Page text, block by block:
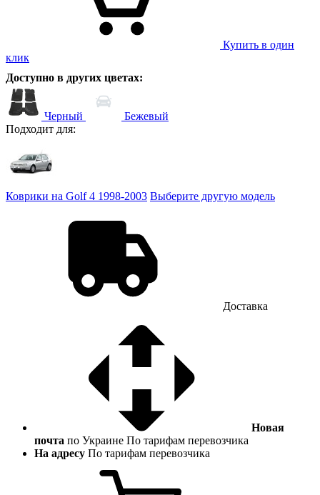
Купить в один
клик
Доступно в других цветах:
Черный
Бежевый
Подходит для:
Коврики на Golf 4 1998-2003 Выберите другую модель
Доставка
Новая
почта по Украине По тарифам перевозчика
На адресу По тарифам перевозчика